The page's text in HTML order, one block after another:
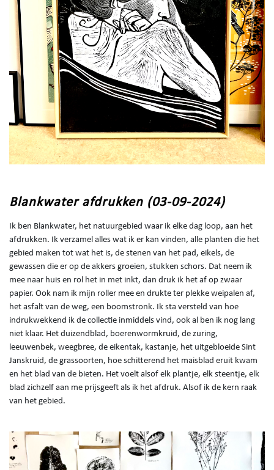
Blankwater afdrukken (03-09-2024)
Ik ben Blankwater, het natuurgebied waar ik elke dag loop, aan het
afdrukken. Ik verzamel alles wat ik er kan vinden, alle planten die het
gebied maken tot wat het is, de stenen van het pad, eikels, de
gewassen die er op de akkers groeien, stukken schors. Dat neem ik
mee naar huis en rol het in met inkt, dan druk ik het af op zwaar
papier. Ook nam ik mijn roller mee en drukte ter plekke weipalen af,
het asfalt van de weg, een boomstronk. Ik sta versteld van hoe
indrukwekkend ik de collectie inmiddels vind, ook al ben ik nog lang
niet klaar. Het duizendblad, boerenwormkruid, de zuring,
leeuwenbek, weegbree, de eikentak, kastanje, het uitgebloeide Sint
Janskruid, de grassoorten, hoe schitterend het maisblad eruit kwam
en het blad van de bieten. Het voelt alsof elk plantje, elk steentje, elk
blad zichzelf aan me prijsgeeft als ik het afdruk. Alsof ik de kern raak
van het gebied.